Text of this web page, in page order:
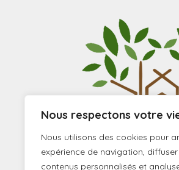
Nous respectons votre
Nous utilisons des cookies pour
expérience de navigation,
contenus personnalisés et